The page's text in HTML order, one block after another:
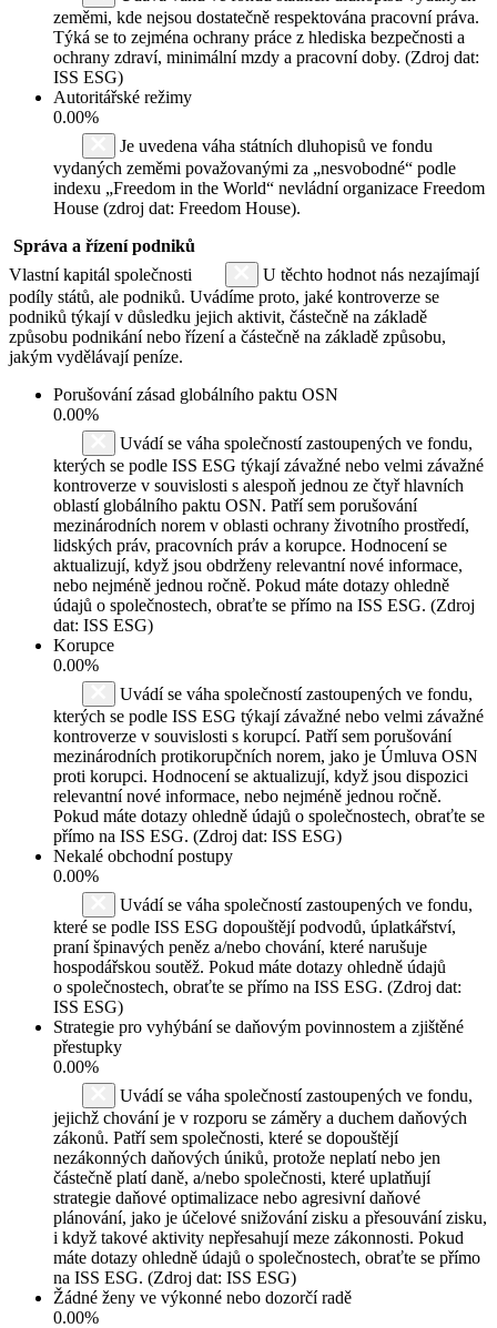
zeměmi, kde nejsou dostatečně respektována pracovní práva.
Týká se to zejména ochrany práce z hlediska bezpečnosti a
ochrany zdraví, minimální mzdy a pracovní doby. (Zdroj dat:
ISS ESG)
Autoritářské režimy
0.00%
Je uvedena váha státních dluhopisů ve fondu
vydaných zeměmi považovanými za „nesvobodné“ podle
indexu „Freedom in the World“ nevládní organizace Freedom
House (zdroj dat: Freedom House).
Správa a řízení podniků
Vlastní kapitál společnosti
U těchto hodnot nás nezajímají
podíly států, ale podniků. Uvádíme proto, jaké kontroverze se
podniků týkají v důsledku jejich aktivit, částečně na základě
způsobu podnikání nebo řízení a částečně na základě způsobu,
jakým vydělávají peníze.
Porušování zásad globálního paktu OSN
0.00%
Uvádí se váha společností zastoupených ve fondu,
kterých se podle ISS ESG týkají závažné nebo velmi závažné
kontroverze v souvislosti s alespoň jednou ze čtyř hlavních
oblastí globálního paktu OSN. Patří sem porušování
mezinárodních norem v oblasti ochrany životního prostředí,
lidských práv, pracovních práv a korupce. Hodnocení se
aktualizují, když jsou obdrženy relevantní nové informace,
nebo nejméně jednou ročně. Pokud máte dotazy ohledně
údajů o společnostech, obraťte se přímo na ISS ESG. (Zdroj
dat: ISS ESG)
Korupce
0.00%
Uvádí se váha společností zastoupených ve fondu,
kterých se podle ISS ESG týkají závažné nebo velmi závažné
kontroverze v souvislosti s korupcí. Patří sem porušování
mezinárodních protikorupčních norem, jako je Úmluva OSN
proti korupci. Hodnocení se aktualizují, když jsou dispozici
relevantní nové informace, nebo nejméně jednou ročně.
Pokud máte dotazy ohledně údajů o společnostech, obraťte se
přímo na ISS ESG. (Zdroj dat: ISS ESG)
Nekalé obchodní postupy
0.00%
Uvádí se váha společností zastoupených ve fondu,
které se podle ISS ESG dopouštějí podvodů, úplatkářství,
praní špinavých peněz a/nebo chování, které narušuje
hospodářskou soutěž. Pokud máte dotazy ohledně údajů
o společnostech, obraťte se přímo na ISS ESG. (Zdroj dat:
ISS ESG)
Strategie pro vyhýbání se daňovým povinnostem a zjištěné
přestupky
0.00%
Uvádí se váha společností zastoupených ve fondu,
jejichž chování je v rozporu se záměry a duchem daňových
zákonů. Patří sem společnosti, které se dopouštějí
nezákonných daňových úniků, protože neplatí nebo jen
částečně platí daně, a/nebo společnosti, které uplatňují
strategie daňové optimalizace nebo agresivní daňové
plánování, jako je účelové snižování zisku a přesouvání zisku,
i když takové aktivity nepřesahují meze zákonnosti. Pokud
máte dotazy ohledně údajů o společnostech, obraťte se přímo
na ISS ESG. (Zdroj dat: ISS ESG)
Žádné ženy ve výkonné nebo dozorčí radě
0.00%